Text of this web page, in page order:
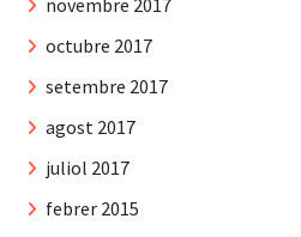
novembre 2017
octubre 2017
setembre 2017
agost 2017
juliol 2017
febrer 2015